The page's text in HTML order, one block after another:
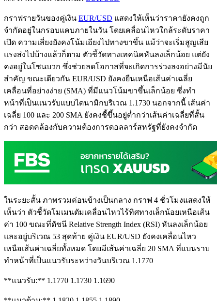
กราฟรายวันของคู่เงิน EUR/USD แสดงให้เห็นว่าราคายังคงถูก
จำกัดอยู่ในกรอบแคบภายในวัน โดยเคลื่อนไหวใกล้ระดับราคา
เปิด ความเสี่ยงยังคงโน้มเอียงไปทางขาขึ้น แม้ว่าจะเริ่มสูญเสีย
แรงส่งไปบ้างแล้วก็ตาม ตัวชี้วัดทางเทคนิคหันลงเล็กน้อย แต่ยัง
คงอยู่ในโซนบวก ซึ่งช่วยลดโอกาสที่จะเกิดการร่วงลงอย่างมีนัย
สำคัญ ขณะเดียวกัน EUR/USD ยังคงยืนเหนือเส้นค่าเฉลี่ย
เคลื่อนที่อย่างง่าย (SMA) ที่มีแนวโน้มขาขึ้นเล็กน้อย ซึ่งทำ
หน้าที่เป็นแนวรับแบบไดนามิกบริเวณ 1.1730 นอกจากนี้ เส้นค่า
เฉลี่ย 100 และ 200 SMA ยังคงชี้ขึ้นอยู่ต่ำกว่าเส้นค่าเฉลี่ยที่สั้น
กว่า สอดคล้องกับความต้องการดอลลาร์สหรัฐที่ยังคงจำกัด
ในระยะสั้น ภาพรวมค่อนข้างเป็นกลาง กราฟ 4 ชั่วโมงแสดงให้
เห็นว่า ตัวชี้วัดโมเมนตัมเคลื่อนไหวไร้ทิศทางเล็กน้อยเหนือเส้น
ค่า 100 ขณะที่ดัชนี Relative Strength Index (RSI) หันลงเล็กน้อย
และอยู่บริเวณ 53 สุดท้าย คู่เงิน EUR/USD ยังคงเคลื่อนไหว
เหนือเส้นค่าเฉลี่ยทั้งหมด โดยมีเส้นค่าเฉลี่ย 20 SMA ที่แบนราบ
ทำหน้าที่เป็นแนวรับระหว่างวันบริเวณ 1.1770
**แนวรับ:** 1.1770 1.1730 1.1690